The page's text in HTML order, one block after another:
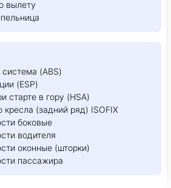
вылету
(ABS)
(ESP)
старте в гору (HSA)
кресла (задний ряд) ISOFIX
боковые
водителя
оконные (шторки)
пассажира